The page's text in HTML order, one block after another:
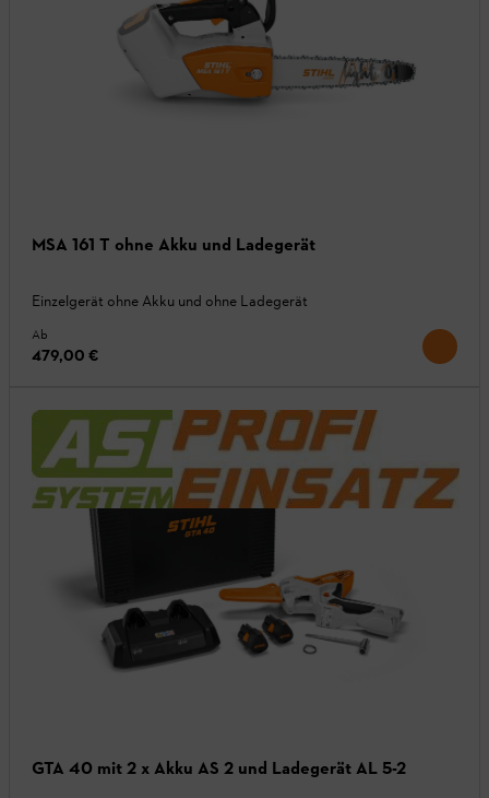
MSA 161 T ohne Akku und Ladegerät
Einzelgerät ohne Akku und ohne Ladegerät
Ab
479,00 €
GTA 40 mit 2 x Akku AS 2 und Ladegerät AL 5-2